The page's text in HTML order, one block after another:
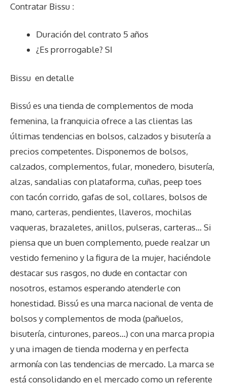
Contratar Bissu :
Duración del contrato 5 años
¿Es prorrogable? SI
Bissu en detalle
Bissú es una tienda de complementos de moda
femenina, la franquicia ofrece a las clientas las
últimas tendencias en bolsos, calzados y bisutería a
precios competentes. Disponemos de bolsos,
calzados, complementos, fular, monedero, bisutería,
alzas, sandalias con plataforma, cuñas, peep toes
con tacón corrido, gafas de sol, collares, bolsos de
mano, carteras, pendientes, llaveros, mochilas
vaqueras, brazaletes, anillos, pulseras, carteras… Si
piensa que un buen complemento, puede realzar un
vestido femenino y la figura de la mujer, haciéndole
destacar sus rasgos, no dude en contactar con
nosotros, estamos esperando atenderle con
honestidad. Bissú es una marca nacional de venta de
bolsos y complementos de moda (pañuelos,
bisutería, cinturones, pareos…) con una marca propia
y una imagen de tienda moderna y en perfecta
armonía con las tendencias de mercado. La marca se
está consolidando en el mercado como un referente